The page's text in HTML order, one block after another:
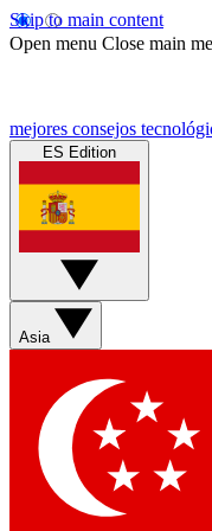
Skip to main content
Open menu Close main
mejores consejos
ES Edition
Asia